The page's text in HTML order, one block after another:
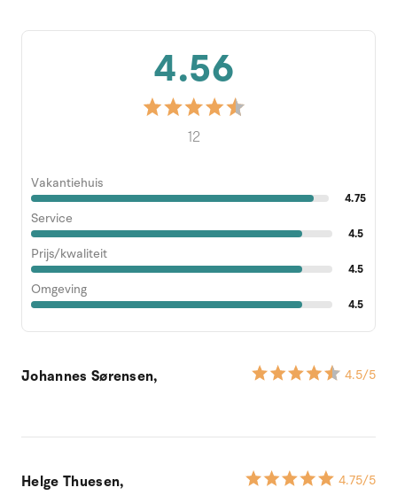
4.56
12
Vakantiehuis
4.75
Service
4.5
Prijs/kwaliteit
4.5
Omgeving
4.5
Johannes Sørensen, 4.5/5
Helge Thuesen, 4.75/5